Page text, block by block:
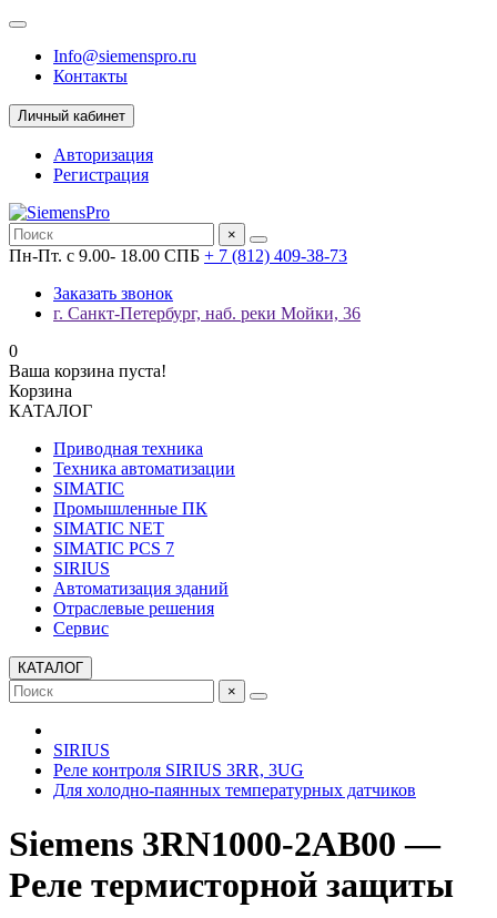
Info@siemenspro.ru
Контакты
Личный кабинет
Авторизация
Регистрация
×
Пн-Пт. с 9.00- 18.00 СПБ + 7 (812) 409-38-73
Заказать звонок
г. Санкт-Петербург, наб. реки Мойки, 36
0
Ваша корзина пуста!
Корзина
КАТАЛОГ
Приводная техника
Техника автоматизации
SIMATIC
Промышленные ПК
SIMATIC NET
SIMATIC PCS 7
SIRIUS
Автоматизация зданий
Отраслевые решения
Сервис
КАТАЛОГ
×
SIRIUS
Реле контроля SIRIUS 3RR, 3UG
Для холодно-паянных температурных датчиков
Siemens 3RN1000-2AB00 —
Реле термисторной защиты